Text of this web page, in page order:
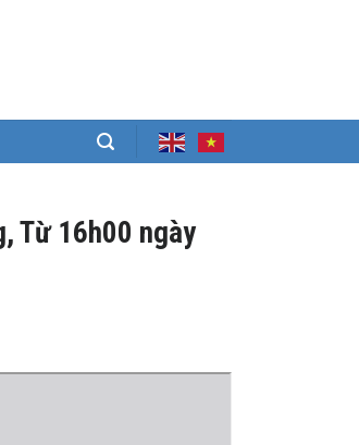
Từ 16h00 ngày